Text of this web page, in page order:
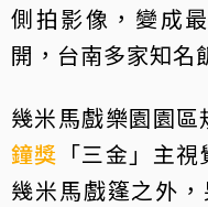
側拍影像，變成
開，台南多家知名
幾米馬戲樂園園區
鐘獎 「三金」主
幾米馬戲篷之外